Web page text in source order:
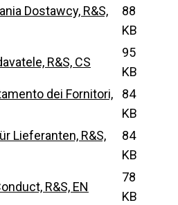
Dostawcy, R&S,
88
KB
R&S, CS
95
KB
dei Fornitori,
84
KB
Lieferanten, R&S,
84
KB
R&S, EN
78
KB